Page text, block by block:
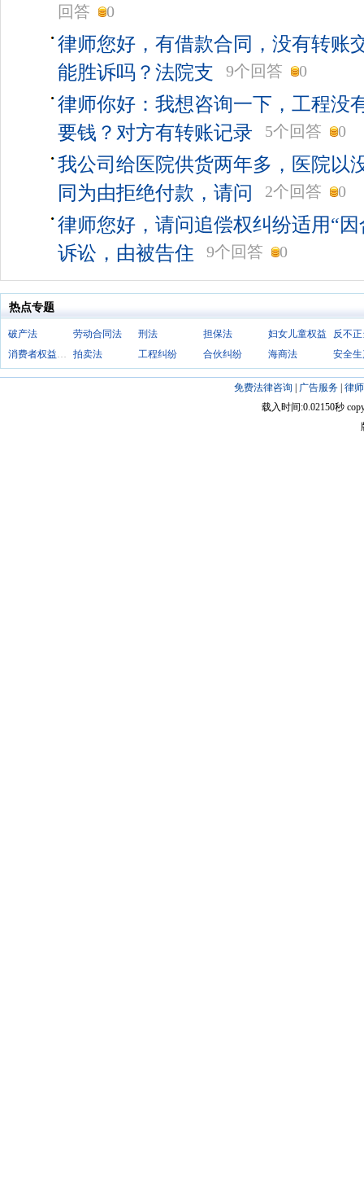
回答 0
律师您好，有借款合同，没有转账
能胜诉吗？法院支 9个回答 0
律师你好：我想咨询一下，工程没
要钱？对方有转账记录 5个回答 0
我公司给医院供货两年多，医院以
同为由拒绝付款，请问 2个回答 0
律师您好，请问追偿权纠纷适用“
诉讼，由被告住 9个回答 0
热点专题
破产法 劳动合同法 刑法 担保法
妇女儿童权益
拍卖法 工程纠纷 合伙纠纷 海商法 安全
免费法律咨询 | 广告服务| 律
载入时间:0.02150秒